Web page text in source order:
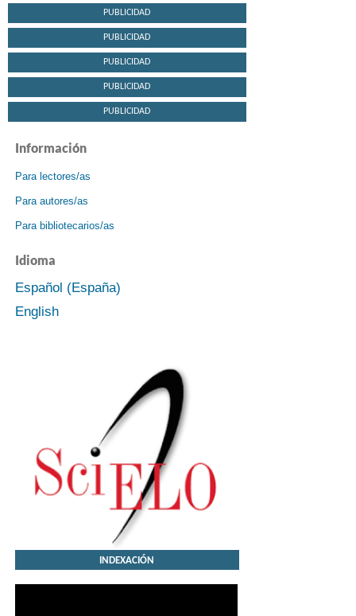
PUBLICIDAD
PUBLICIDAD
PUBLICIDAD
PUBLICIDAD
PUBLICIDAD
Información
Para lectores/as
Para autores/as
Para bibliotecarios/as
Idioma
Español (España)
English
INDEXACIÓN